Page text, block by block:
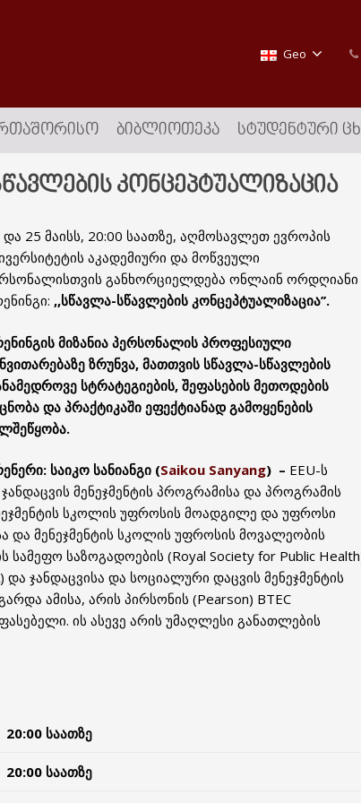
Geo
ᲑᲘᲑᲚᲘᲝᲗᲔᲙᲐ ᲡᲢᲣᲓᲔᲜᲢᲣᲠᲘ
კონცეპტუალიზაცია
და 25 მაისს, 20:00 საათზე, აღმოსავლეთ ევროპის
აკადემიური და მოწვეული
განხორციელდება ონლაინ ორდღიანი
,,სწავლა-სწავლების კონცეპტუალიზაცია’’.
ის მიზანია პერსონალის პროფესიული
ზრუნვა, მათთვის სწავლა-სწავლების
სტრატეგიების, შეფასების მეთოდების
და პრაქტიკაში ეფექტიანად გამოყენების
საიკო სანიანგი (Saikou Sanyang) – EEU-ს
მენეჯმენტის პროგრამისა და პროგრამის
სკოლის უფროსის მოადგილე და უფროსი
და მენეჯმენტის სკოლის უფროსის მოვალეობის
საზოგადოების (Royal Society for Public
ჯანდაცვისა და სოციალური დაცვის მენეჯმენტის
ამისა, არის პირსონის (Pearson) BTEC
ის ასევე არის უმაღლესი განათლების
20:00 საათზე
20:00 საათზე